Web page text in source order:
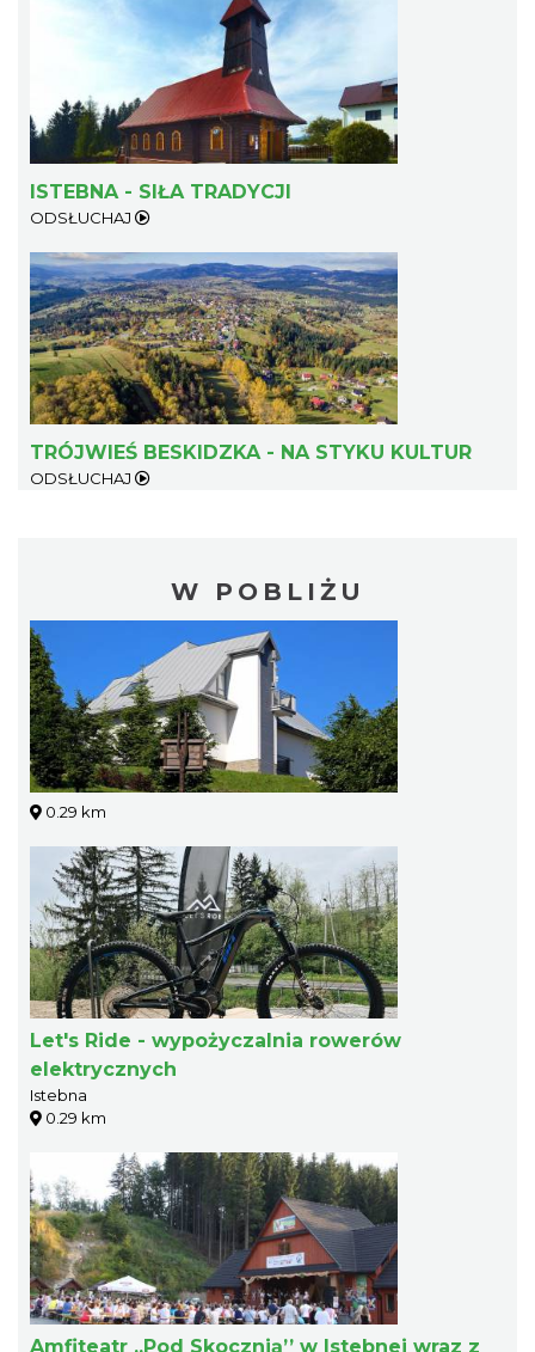
ISTEBNA - SIŁA TRADYCJI
ODSŁUCHAJ
TRÓJWIEŚ BESKIDZKA - NA STYKU KULTUR
ODSŁUCHAJ
W POBLIŻU
0.29 km
Let's Ride - wypożyczalnia rowerów
elektrycznych
Istebna
0.29 km
Amfiteatr „Pod Skocznią’’ w Istebnej wraz z